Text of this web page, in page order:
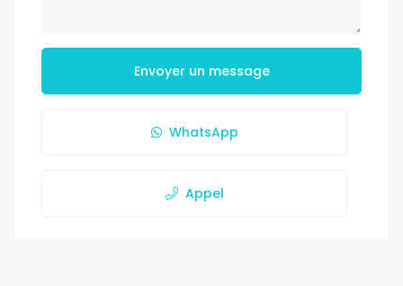
Envoyer un message
WhatsApp
Appel